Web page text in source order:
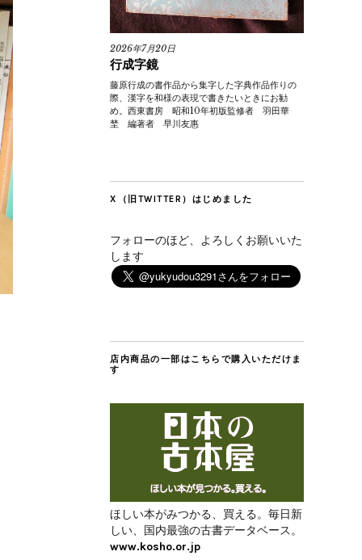
2026年7月20日
行成字鏡
藤原行成の書作品から集字した字典作品作りの
際、漢字を和様の表現で書きたいときにお勧
め。西東書房 昭和10年初版監修者 羽田華
埜 編著者 早川友惠
X（旧TWITTER）はじめました
フォローのほど、よろしくお願いいた
します
店内商品の一部はこちらで購入いただけま
す
ほしい本がみつかる、買える。毎日新
しい、国内最強の古書データベース。
www.kosho.or.jp